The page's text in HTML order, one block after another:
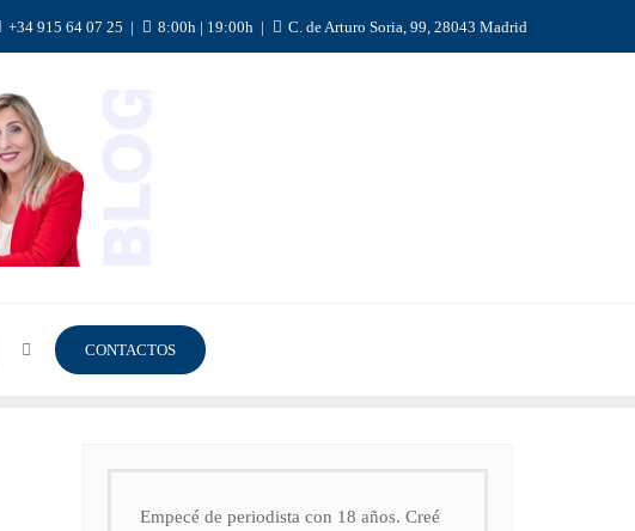
+34 915 64 07 25 8:00h | 19:00h C. de Arturo Soria, 99, 28043 Madrid
CONTACTOS
Empecé de periodista con 18 años. Creé